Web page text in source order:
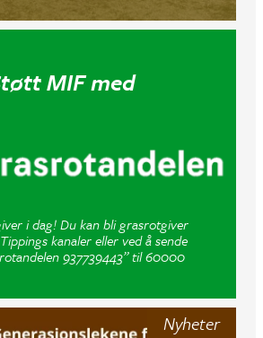
MIF med
i dag! Du kan bli grasrotgiver
kanaler eller ved å sende
937739443” til 60000
Nyheter